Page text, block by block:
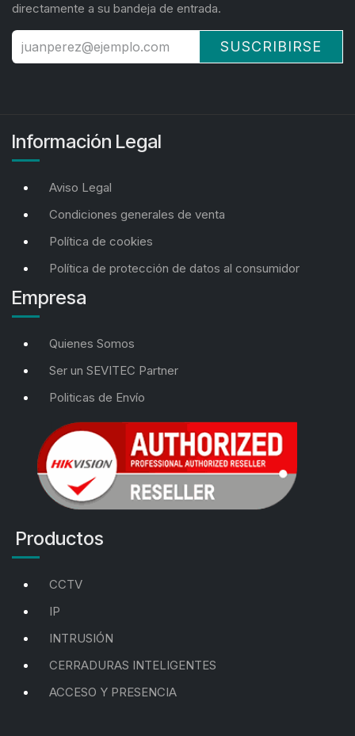
directamente a su bandeja de entrada.
SUSCRIBIRSE
Información Legal
Aviso Legal
Condiciones generales de venta
Política de cookies
Política de protección de datos al consumidor
Empresa
Quienes Somos
Ser un SEVITEC Partner
Politicas de Envío
Productos
CCTV
IP
INTRUSIÓN
CERRADURAS INTELIGENTES
ACCESO Y PRESENCIA